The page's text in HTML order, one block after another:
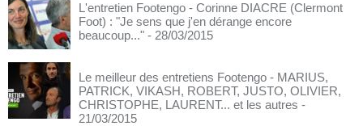
L'entretien Footengo - Corinne DIACRE (Clermont
Foot) : "Je sens que j'en dérange encore
beaucoup..." - 28/03/2015
Le meilleur des entretiens Footengo - MARIUS,
PATRICK, VIKASH, ROBERT, JUSTO, OLIVIER,
CHRISTOPHE, LAURENT... et les autres -
21/03/2015